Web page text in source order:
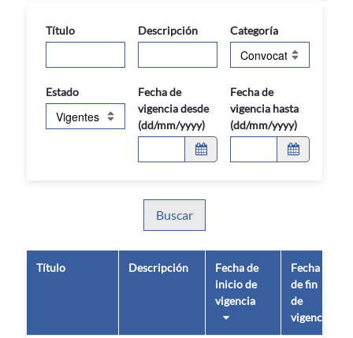
Título Descripción Categoría
Estado
Fecha de
vigencia desde
(dd/mm/yyyy)
Fecha de
vigencia hasta
(dd/mm/yyyy)
Buscar
Título Descripción
Fecha de
inicio de
vigencia
Fecha
de fin
de
vigencia